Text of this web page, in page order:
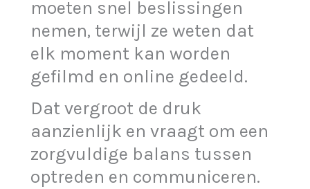
moeten snel beslissingen
nemen, terwijl ze weten dat
elk moment kan worden
gefilmd en online gedeeld.
Dat vergroot de druk
aanzienlijk en vraagt om een
zorgvuldige balans tussen
optreden en communiceren.